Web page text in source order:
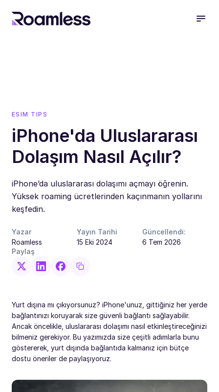
ESIM TIPS
iPhone'da Uluslararası
Dolaşım Nasıl Açılır?
iPhone’da uluslararası dolaşımı açmayı öğrenin.
Yüksek roaming ücretlerinden kaçınmanın yollarını
keşfedin.
Yazar
Roamless
Yayın Tarihi
15 Eki 2024
Güncellendi:
6 Tem 2026
Paylaş
Yurt dışına mı çıkıyorsunuz? iPhone'unuz, gittiğiniz her yerde
bağlantınızı koruyarak size güvenli bağlantı sağlayabilir.
Ancak öncelikle, uluslararası dolaşımı nasıl etkinleştireceğinizi
bilmeniz gerekiyor. Bu yazımızda size çeşitli adımlarla bunu
göstererek, yurt dışında bağlantıda kalmanız için bütçe
dostu öneriler de paylaşıyoruz.